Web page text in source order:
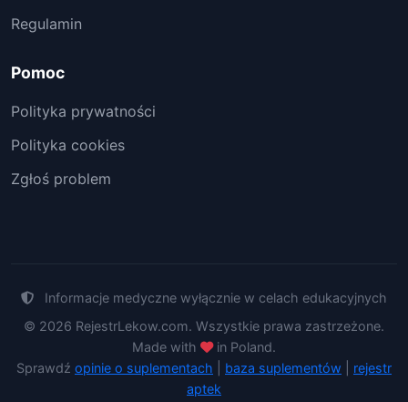
Regulamin
Pomoc
Polityka prywatności
Polityka cookies
Zgłoś problem
Informacje medyczne wyłącznie w celach edukacyjnych
© 2026 RejestrLekow.com. Wszystkie prawa zastrzeżone.
Made with
in Poland.
Sprawdź opinie o suplementach baza suplementów
rejestr
aptek